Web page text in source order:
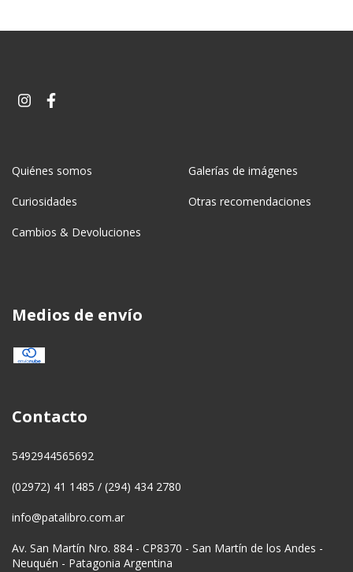
Quiénes somos Galerías de imágenes
Curiosidades Otras recomendaciones
Cambios & Devoluciones
Medios de envío
Contacto
5492944565692
(02972) 41 1485 / (294) 434 2780
info@patalibro.com.ar
Av. San Martín Nro. 884 - CP8370 - San Martín de los Andes -
Neuquén - Patagonia Argentina